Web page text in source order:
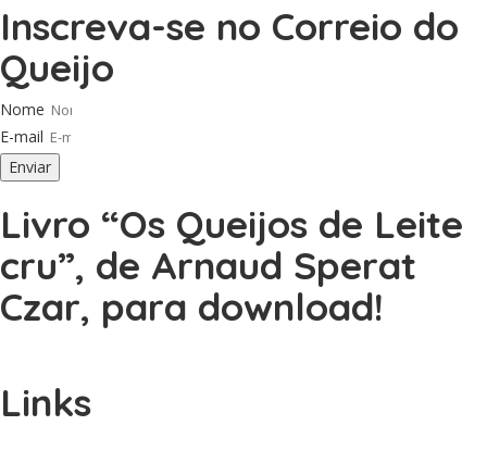
Inscreva-se no Correio do
Queijo
Nome
E-mail
Enviar
Livro “Os Queijos de Leite
cru”, de Arnaud Sperat
Czar, para download!
Links